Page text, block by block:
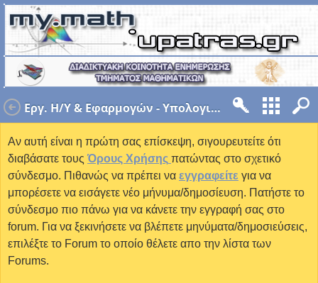
Εργ. Η/Υ & Εφαρμογών - Υπολογιστικό Κέντρο Τμήματος Μαθηματικών
Αν αυτή είναι η πρώτη σας επίσκεψη, σιγουρευτείτε ότι
διαβάσατε τους Όρους Χρήσης πατώντας στο σχετικό
σύνδεσμο. Πιθανώς να πρέπει να εγγραφείτε για να
μπορέσετε να εισάγετε νέο μήνυμα/δημοσίευση. Πατήστε το
σύνδεσμο πιο πάνω για να κάνετε την εγγραφή σας στο
forum. Για να ξεκινήσετε να βλέπετε μηνύματα/δημοσιεύσεις,
επιλέξτε το Forum το οποίο θέλετε απο την λίστα των
Forums.